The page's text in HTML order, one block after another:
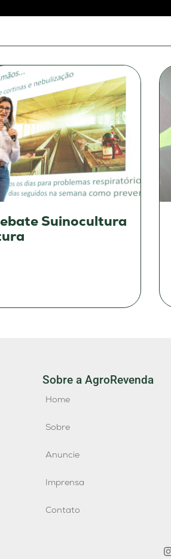
Suinocultura
Sobre a AgroRevenda
Home
Sobre
Anuncie
Imprensa
Contato